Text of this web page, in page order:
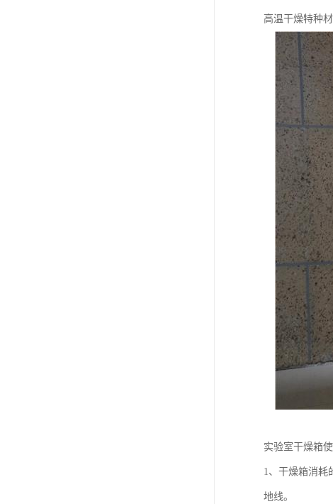
高温干燥特种
实验室干燥箱
1、干燥箱消耗
地线。